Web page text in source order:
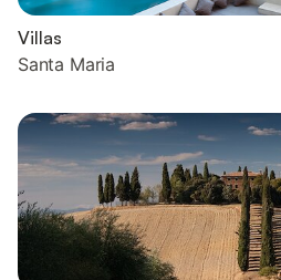
Villas
Santa Maria